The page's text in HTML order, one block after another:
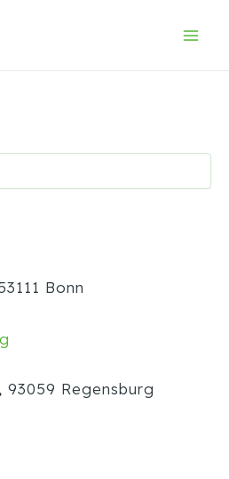
Bonn
93059 Regensburg